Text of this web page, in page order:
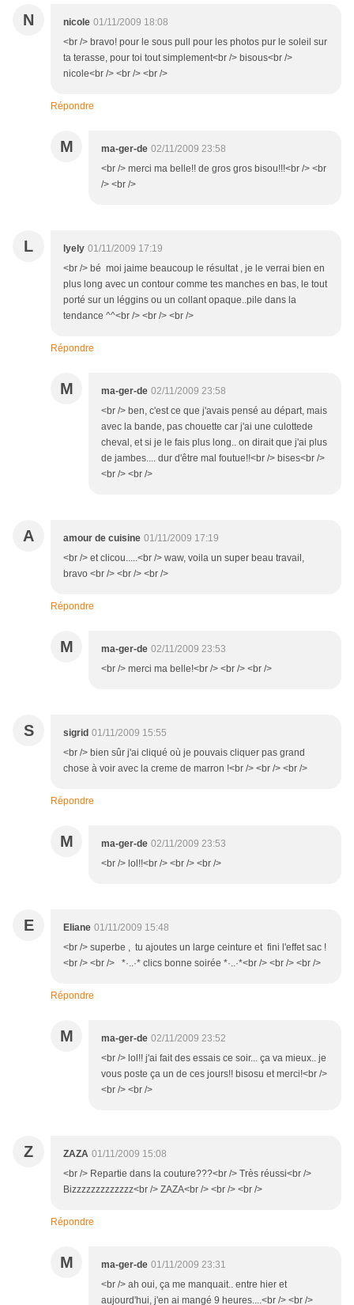
N nicole 01/11/2009 18:08
<br /> bravo! pour le sous pull pour les photos pur le soleil sur
ta terasse, pour toi tout simplement<br /> bisous<br />
nicole<br /> <br /> <br />
Répondre
M ma-ger-de 02/11/2009 23:58
<br /> merci ma belle!! de gros gros bisou!!!<br /> <br
/> <br />
L lyely 01/11/2009 17:19
<br /> bé moi jaime beaucoup le résultat , je le verrai bien en
plus long avec un contour comme tes manches en bas, le tout
porté sur un léggins ou un collant opaque..pile dans la
tendance ^^<br /> <br /> <br />
Répondre
M ma-ger-de 02/11/2009 23:58
<br /> ben, c'est ce que j'avais pensé au départ, mais
avec la bande, pas chouette car j'ai une culottede
cheval, et si je le fais plus long.. on dirait que j'ai plus
de jambes.... dur d'être mal foutue!!<br /> bises<br />
<br /> <br />
A amour de cuisine 01/11/2009 17:19
<br /> et clicou.....<br /> waw, voila un super beau travail,
bravo <br /> <br /> <br />
Répondre
M ma-ger-de 02/11/2009 23:53
<br /> merci ma belle!<br /> <br /> <br />
S sigrid 01/11/2009 15:55
<br /> bien sûr j'ai cliqué où je pouvais cliquer pas grand
chose à voir avec la creme de marron !<br /> <br /> <br />
Répondre
M ma-ger-de 02/11/2009 23:53
<br /> lol!!<br /> <br /> <br />
E Eliane 01/11/2009 15:48
<br /> superbe , tu ajoutes un large ceinture et fini l'effet sac !
<br /> <br /> *·..·* clics bonne soirée *·..·*<br /> <br /> <br />
Répondre
M ma-ger-de 02/11/2009 23:52
<br /> lol!! j'ai fait des essais ce soir... ça va mieux.. je
vous poste ça un de ces jours!! bisosu et merci!<br />
<br /> <br />
Z ZAZA 01/11/2009 15:08
<br /> Repartie dans la couture???<br /> Très réussi<br />
Bizzzzzzzzzzzzz<br /> ZAZA<br /> <br /> <br />
Répondre
M ma-ger-de 01/11/2009 23:31
<br /> ah oui, ça me manquait.. entre hier et
aujourd'hui, j'en ai mangé 9 heures....<br /> <br />